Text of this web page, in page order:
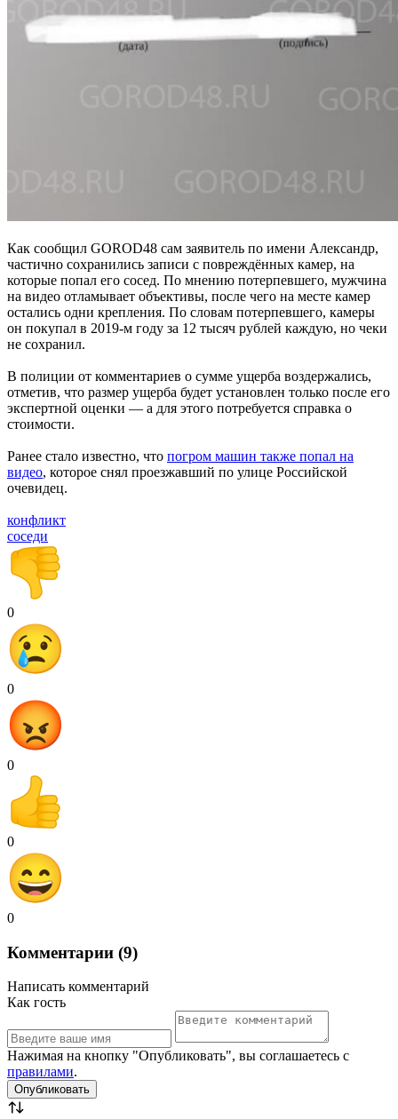
Как сообщил GOROD48 сам заявитель по имени Александр,
частично сохранились записи с повреждённых камер, на
которые попал его сосед. По мнению потерпевшего, мужчина
на видео отламывает объективы, после чего на месте камер
остались одни крепления. По словам потерпевшего, камеры
он покупал в 2019-м году за 12 тысяч рублей каждую, но чеки
не сохранил.
В полиции от комментариев о сумме ущерба воздержались,
отметив, что размер ущерба будет установлен только после его
экспертной оценки — а для этого потребуется справка о
стоимости.
Ранее стало известно, что погром машин также попал на
видео, которое снял проезжавший по улице Российской
очевидец.
конфликт
соседи
0
0
0
0
0
Комментарии (9)
Написать комментарий
Как гость
Нажимая на кнопку "Опубликовать", вы соглашаетесь с
правилами.